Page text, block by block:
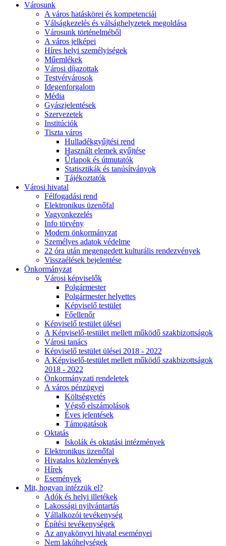
Városunk
A város hatáskörei és kompetenciái
Válságkezelés és válsághelyzetek megoldása
Városunk történelméből
A város jelképei
Híres helyi személyiségek
Műemlékek
Városi díjazottak
Testvérvárosok
Idegenforgalom
Média
Gyászjelentések
Szervezetek
Institúciók
Tiszta város
Hulladékgyűjtési rend
Használt elemek gyűjtése
Űrlapok és útmutatók
Statisztikák és tanúsítványok
Tájékoztatók
Városi hivatal
Félfogadási rend
Elektronikus üzenőfal
Vagyonkezelés
Info törvény
Modern önkormányzat
Személyes adatok védelme
22 óra után megengedett kulturális rendezvények
Visszaélések bejelentése
Önkormányzat
Városi képviselők
Polgármester
Polgármester helyettes
Képviselő testület
Főellenőr
Képviselő testület ülései
A Képviselő-testület mellett működő szakbizottságok
Városi tanács
Képviselő testület ülései 2018 - 2022
A Képviselő-testület mellett működő szakbizottságok
2018 - 2022
Önkormányzati rendeletek
A város pénzügyei
Költségvetés
Végső elszámolások
Éves jelentések
Támogatások
Oktatás
Iskolák és oktatási intézmények
Elektronikus üzenőfal
Hivatalos közlemények
Hírek
Események
Mit, hogyan intézzük el?
Adók és helyi illetékek
Lakossági nyilvántartás
Vállalkozói tevékenység
Építési tevékenységek
Az anyakönyvi hivatal eseményei
Nem lakóhelységek